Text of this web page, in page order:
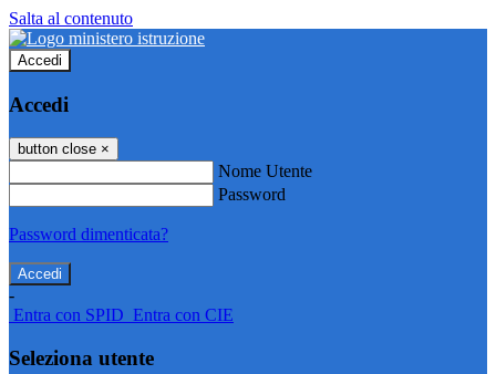
Salta al contenuto
Accedi
Accedi
button close ×
Nome Utente
Password
Password dimenticata?
-
Entra con SPID Entra con CIE
Seleziona utente